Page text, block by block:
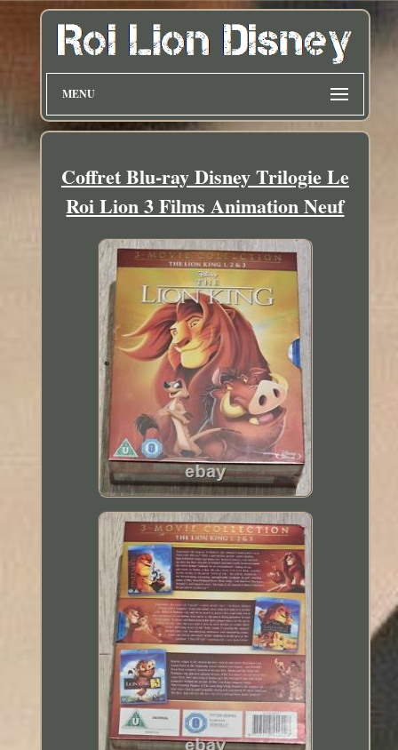
MENU
Coffret Blu-ray Disney Trilogie Le
Roi Lion 3 Films Animation Neuf